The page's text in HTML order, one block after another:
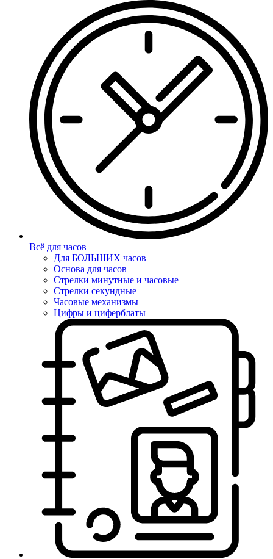
Всё для часов
Для БОЛЬШИХ часов
Основа для часов
Стрелки минутные и часовые
Стрелки секундные
Часовые механизмы
Цифры и циферблаты